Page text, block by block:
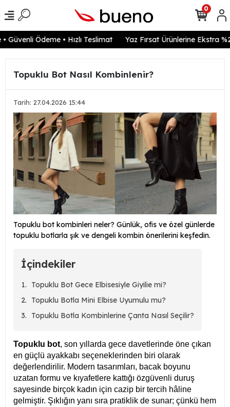
Ödeme • Hızlı Teslimat Yaz Fırsat Ürünlerine Ekstra
0
Topuklu Bot Nasıl Kombinlenir?
Tarih: 27.04.2026 15:44
Topuklu bot kombinleri neler? Günlük, ofis ve özel günlerde
topuklu botlarla şık ve dengeli kombin önerilerini keşfedin.
İçindekiler
Topuklu Bot Gece Elbisesiyle Giyilie mi?
Topuklu Botla Mini Elbise Uyumulu mu?
Topuklu Botla Kombinlerine Çanta Nasıl Seçilir?
Topuklu bot, son yıllarda gece davetlerinde öne çıkan
en güçlü ayakkabı seçeneklerinden biri olarak
değerlendirilir. Modern tasarımları, bacak boyunu
uzatan formu ve kıyafetlere kattığı özgüvenli duruş
sayesinde birçok kadın için cazip bir tercih hâline
gelmiştir. Şıklığın yanı sıra pratiklik de sunar; çünkü hem